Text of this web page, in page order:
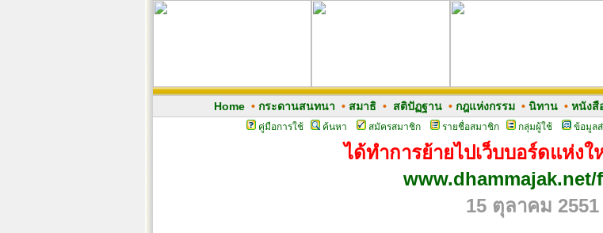
Home• กระดานสนทนา • สมาธิ• สติปัฏฐาน• กฎแห่งกรรม• นิทาน• หนังสื
คู่มือการใช้ ค้นหา สมัครสมาชิก รายชื่อสมาชิก กลุ่มผู้ใช้ ข้อมูล
ได้ทำการย้ายไปเว็บบอร์ดแห่ง
15 ตุลาคม 2551